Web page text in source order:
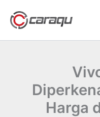
konten
Harga